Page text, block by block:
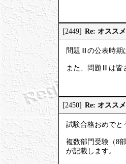
[2449] Re: オスス
問題Ⅲの公表時期
また、問題Ⅲは皆
[2450] Re: オスス
試験合格おめでと
複数部門受験（8
が記載します。